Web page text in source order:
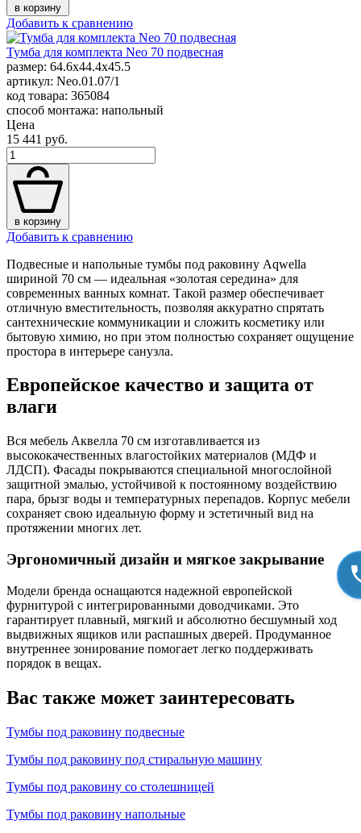
в корзину
Добавить к сравнению
Тумба для комплекта Neo 70 подвесная
размер: 64.6x44.4x45.5
артикул: Neo.01.07/1
код товара: 365084
способ монтажа: напольный
Цена
15 441 руб.
в корзину
Добавить к сравнению
Подвесные и напольные тумбы под раковину Aqwella
шириной 70 см — идеальная «золотая середина» для
современных ванных комнат. Такой размер обеспечивает
отличную вместительность, позволяя аккуратно спрятать
сантехнические коммуникации и сложить косметику или
бытовую химию, но при этом полностью сохраняет ощущение
простора в интерьере санузла.
Европейское качество и защита от
влаги
Вся мебель Аквелла 70 см изготавливается из
высококачественных влагостойких материалов (МДФ и
ЛДСП). Фасады покрываются специальной многослойной
защитной эмалью, устойчивой к постоянному воздействию
пара, брызг воды и температурных перепадов. Корпус мебели
сохраняет свою идеальную форму и эстетичный вид на
протяжении многих лет.
Эргономичный дизайн и мягкое закрывание
Модели бренда оснащаются надежной европейской
фурнитурой с интегрированными доводчиками. Это
гарантирует плавный, мягкий и абсолютно бесшумный ход
выдвижных ящиков или распашных дверей. Продуманное
внутреннее зонирование помогает легко поддерживать
порядок в вещах.
Вас также может заинтересовать
Тумбы под раковину подвесные
Тумбы под раковину под стиральную машину
Тумбы под раковину со столешницей
Тумбы под раковину напольные